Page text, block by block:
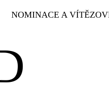
NOMINACE A